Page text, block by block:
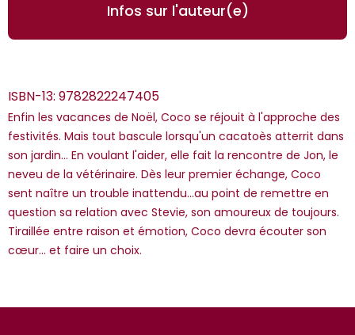
Infos sur l'auteur(e)
ISBN-13: 9782822247405
Enfin les vacances de Noël, Coco se réjouit à l'approche des
festivités. Mais tout bascule lorsqu'un cacatoès atterrit dans
son jardin... En voulant l'aider, elle fait la rencontre de Jon, le
neveu de la vétérinaire. Dès leur premier échange, Coco
sent naître un trouble inattendu...au point de remettre en
question sa relation avec Stevie, son amoureux de toujours.
Tiraillée entre raison et émotion, Coco devra écouter son
cœur... et faire un choix.
*Guests cannot publish reviews